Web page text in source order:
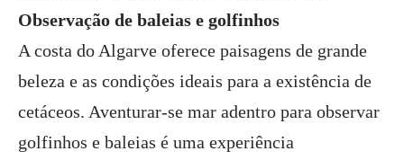
Observação de baleias e golfinhos
A costa do Algarve oferece paisagens de grande
beleza e as condições ideais para a existência de
cetáceos. Aventurar-se mar adentro para observar
golfinhos e baleias é uma experiência